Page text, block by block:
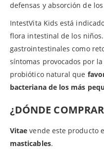
defensas y absorción de
IntestVita Kids está
flora intestinal de los
gastrointestinales como
síntomas provocados por
probiótico natural que
bacteriana de los más
¿DÓNDE
Vitae vende este producto
masticables.